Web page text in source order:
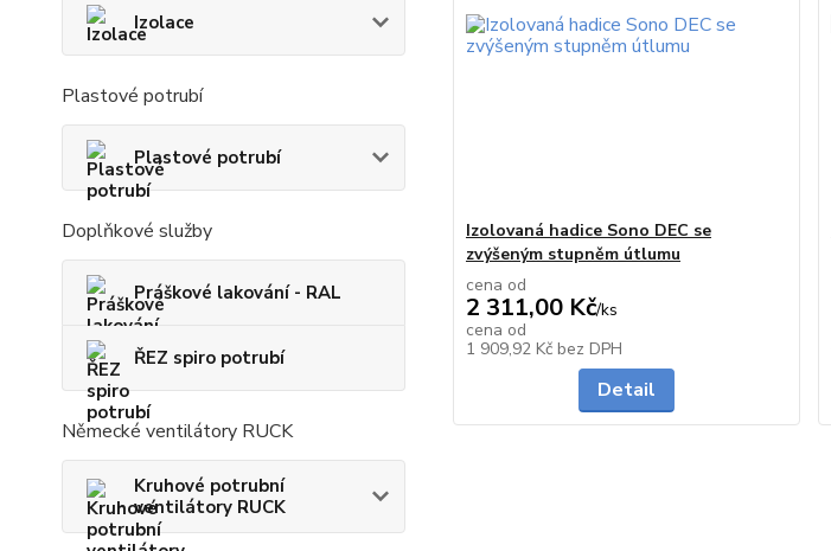
Izolace
Plastové potrubí
Plastové potrubí
Doplňkové služby
Práškové lakování - RAL
ŘEZ spiro potrubí
Německé ventilátory RUCK
Kruhové potrubní
ventilátory RUCK
Izolovaná hadice Sono DEC se
zvýšeným stupněm útlumu
cena od
2 311,00 Kč/ks
cena od
1 909,92 Kč bez DPH
Detail